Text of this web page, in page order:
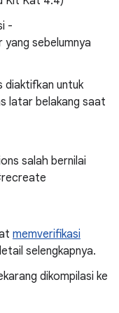
-
sebelumnya
untuk
latar belakang saat
salah bernilai
memverifikasi
selengkapnya.
dikompilasi ke